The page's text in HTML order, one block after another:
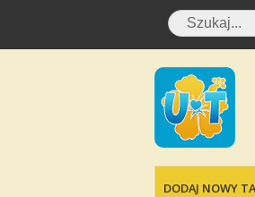
DODAJ NOWY